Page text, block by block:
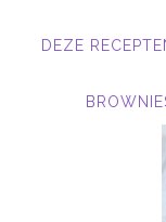
DEZE